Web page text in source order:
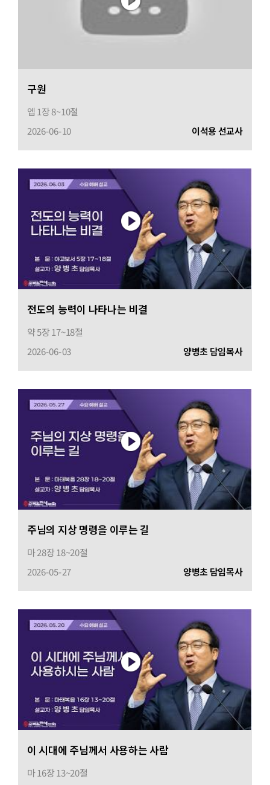
구원
엡 1장 8~10절
2026-06-10
이석용 선교사
전도의 능력이 나타나는 비결
약 5장 17~18절
2026-06-03
양병초 담임목사
주님의 지상 명령을 이루는 길
마 28장 18~20절
2026-05-27
양병초 담임목사
이 시대에 주님께서 사용하는 사람
마 16장 13~20절